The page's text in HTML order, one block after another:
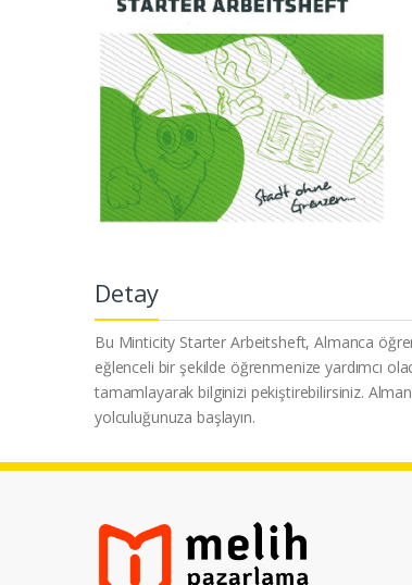
Detay
Bu Minticity Starter Arbeitsheft, Almanca
eğlenceli bir şekilde öğrenmenize yardımcı
tamamlayarak bilginizi pekiştirebilirsiniz.
yolculuğunuza başlayın.